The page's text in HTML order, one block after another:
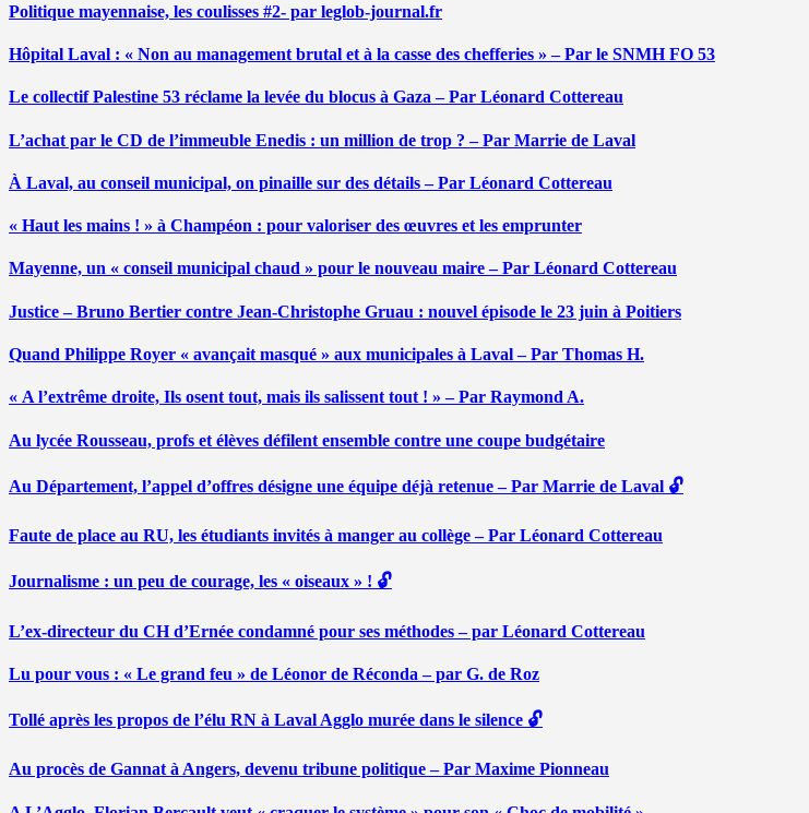
Politique mayennaise, les coulisses #2- par leglob-journal.fr
Hôpital Laval : « Non au management brutal et à la casse des chefferies » – Par le SNMH FO 53
Le collectif Palestine 53 réclame la levée du blocus à Gaza – Par Léonard Cottereau
L’achat par le CD de l’immeuble Enedis : un million de trop ? – Par Marrie de Laval
À Laval, au conseil municipal, on pinaille sur des détails – Par Léonard Cottereau
« Haut les mains ! » à Champéon : pour valoriser des œuvres et les emprunter
Mayenne, un « conseil municipal chaud » pour le nouveau maire – Par Léonard Cottereau
Justice – Bruno Bertier contre Jean-Christophe Gruau : nouvel épisode le 23 juin à Poitiers
Quand Philippe Royer « avançait masqué » aux municipales à Laval – Par Thomas H.
« A l’extrême droite, Ils osent tout, mais ils salissent tout ! » – Par Raymond A.
Au lycée Rousseau, profs et élèves défilent ensemble contre une coupe budgétaire
Au Département, l’appel d’offres désigne une équipe déjà retenue – Par Marrie de Laval 🔓
Faute de place au RU, les étudiants invités à manger au collège – Par Léonard Cottereau
Journalisme : un peu de courage, les « oiseaux » ! 🔓
L’ex-directeur du CH d’Ernée condamné pour ses méthodes – par Léonard Cottereau
Lu pour vous : « Le grand feu » de Léonor de Réconda – par G. de Roz
Tollé après les propos de l’élu RN à Laval Agglo murée dans le silence 🔓
Au procès de Gannat à Angers, devenu tribune politique – Par Maxime Pionneau